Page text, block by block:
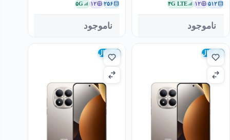
۵۱۲ ۱۲ ۴G LTE
ناموجود
۲۵۶ ۱۲ ۵G
ناموجود
گلوبال گلوبال